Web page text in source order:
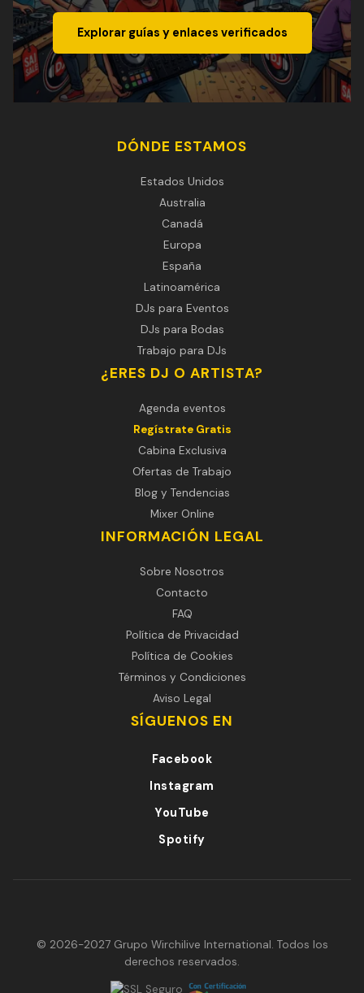
Explorar guías y enlaces verificados
DÓNDE ESTAMOS
Estados Unidos
Australia
Canadá
Europa
España
Latinoamérica
DJs para Eventos
DJs para Bodas
Trabajo para DJs
¿ERES DJ O ARTISTA?
Agenda eventos
Regístrate Gratis
Cabina Exclusiva
Ofertas de Trabajo
Blog y Tendencias
Mixer Online
INFORMACIÓN LEGAL
Sobre Nosotros
Contacto
FAQ
Política de Privacidad
Política de Cookies
Términos y Condiciones
Aviso Legal
SÍGUENOS EN
Facebook
Instagram
YouTube
Spotify
© 2026-2027 Grupo Wirchilive International. Todos los
derechos reservados.